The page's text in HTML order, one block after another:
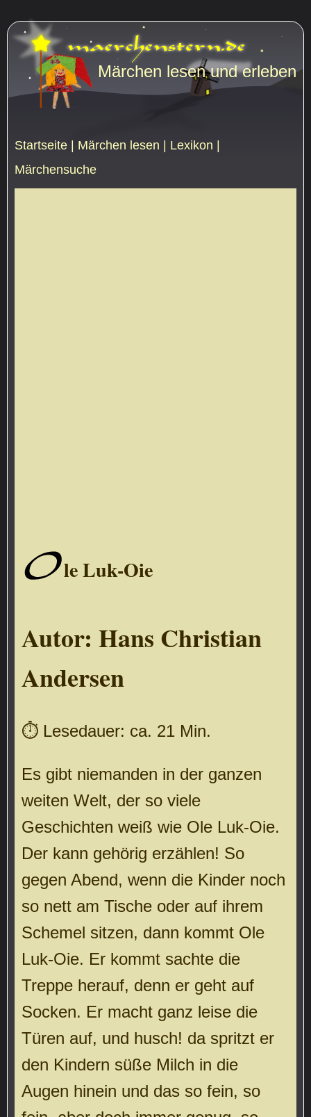
Startseite | Märchen lesen | Lexikon |
Märchensuche
Märchen lesen und erleben
O
le Luk-Oie
Autor:Hans Christian
Andersen
⏱ Lesedauer: ca. 21 Min.
Es gibt niemanden in der ganzen
weiten Welt, der so viele
Geschichten weiß wie Ole Luk-Oie.
Der kann gehörig erzählen! So
gegen Abend, wenn die Kinder noch
so nett am Tische oder auf ihrem
Schemel sitzen, dann kommt Ole
Luk-Oie. Er kommt sachte die
Treppe herauf, denn er geht auf
Socken. Er macht ganz leise die
Türen auf, und husch! da spritzt er
den Kindern süße Milch in die
Augen hinein und das so fein, so